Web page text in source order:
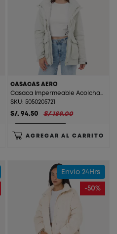
CASACAS AERO
Casaca Impermeable Acolchada C/Cap C/F Aero Beige
SKU: 5050205721
S/. 94.50 S/ 189.00
AGREGAR AL CARRITO
Envío 24Hrs
-50%